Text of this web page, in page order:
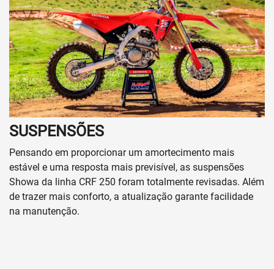
SUSPENSÕES
Pensando em proporcionar um amortecimento mais
estável e uma resposta mais previsível, as suspensões
Showa da linha CRF 250 foram totalmente revisadas. Além
de trazer mais conforto, a atualização garante facilidade
na manutenção.